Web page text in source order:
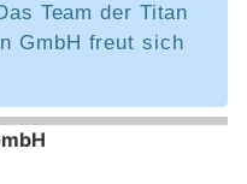
Team der Titan
GmbH freut sich